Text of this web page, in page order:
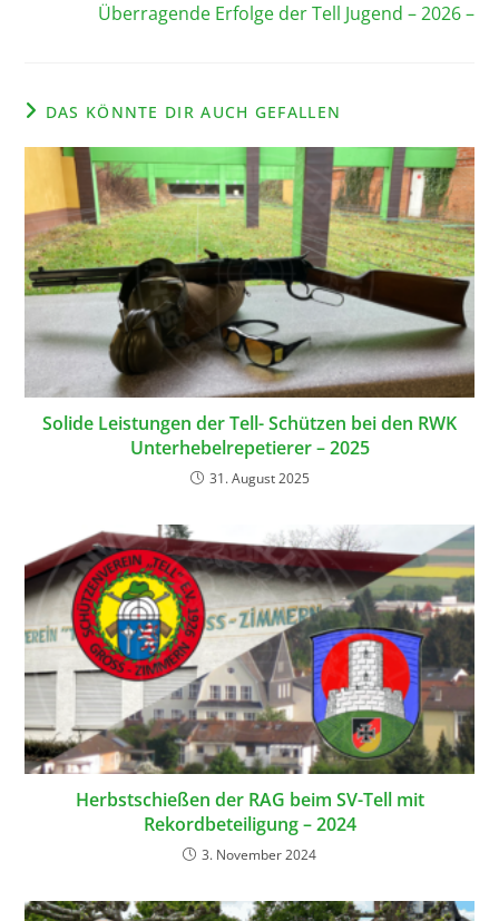
Überragende Erfolge der Tell Jugend – 2026 –
DAS KÖNNTE DIR AUCH GEFALLEN
Solide Leistungen der Tell- Schützen bei den RWK
Unterhebelrepetierer – 2025
31. August 2025
Herbstschießen der RAG beim SV-Tell mit
Rekordbeteiligung – 2024
3. November 2024